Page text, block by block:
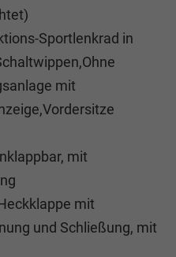
Sportlenkrad in
mit
mit
mit
und Schließung, mit